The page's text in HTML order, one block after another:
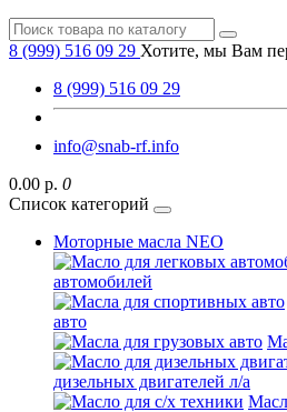
8 (999) 516 09 29 Хотите, мы Вам
8 (999) 516 09 29
info@snab-rf.info
0.00 р. 0
Список категорий
Моторные масла NEO
автомобилей
авто
дизельных двигателей л/а